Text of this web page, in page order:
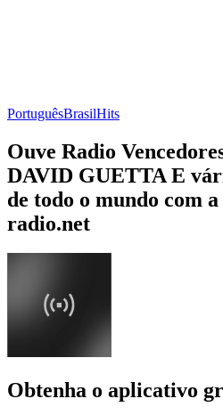
PortuguêsBrasilHits
Ouve Radio
DAVID GUETTA E
de todo o mundo com
radio.net
Obtenha o aplicativo